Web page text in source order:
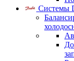
Системы